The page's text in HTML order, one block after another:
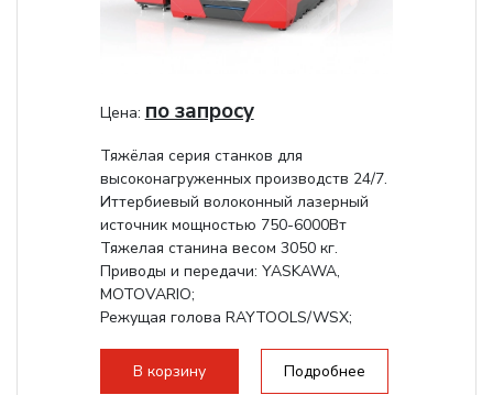
Цена: по запросу
Тяжёлая серия станков для
высоконагруженных производств 24/7.
Иттербиевый волоконный лазерный
источник мощностью 750-6000Вт
Тяжелая станина весом 3050 кг.
Приводы и передачи: YASKAWA,
MOTOVARIO;
Режущая голова RAYTOOLS/WSX;
В корзину Подробнее